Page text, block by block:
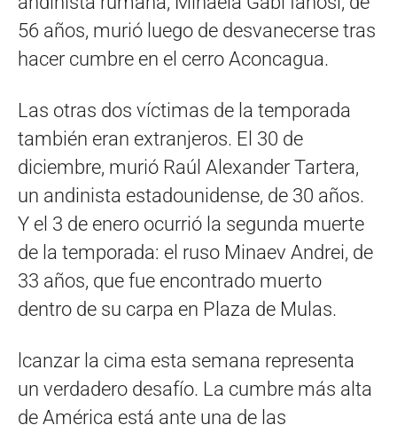
56 años, murió luego de desvanecerse tras
hacer cumbre en el cerro Aconcagua.
Las otras dos víctimas de la temporada
también eran extranjeros. El 30 de
diciembre, murió Raúl Alexander Tartera,
un andinista estadounidense, de 30 años.
Y el 3 de enero ocurrió la segunda muerte
de la temporada: el ruso Minaev Andrei, de
33 años, que fue encontrado muerto
dentro de su carpa en Plaza de Mulas.
lcanzar la cima esta semana representa
un verdadero desafío. La cumbre más alta
de América está ante una de las